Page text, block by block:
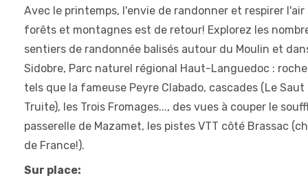
Avec le printemps, l'envie de randonner et respirer l'air
forêts et montagnes est de retour! Explorez les
sentiers de randonnée balisés autour du Moulin et
Sidobre, Parc naturel régional Haut-Languedoc :
tels que la fameuse Peyre Clabado, cascades (Le Saut
Truite), les Trois Fromages..., des vues à couper le
passerelle de Mazamet, les pistes VTT côté Brassac
de France!).
Sur place: